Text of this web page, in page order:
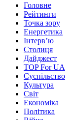
Головне
Рейтинги
Точка зору
Енергетика
Інтерв’ю
Столиця
Дайджест
TOP For UA
Суспiльство
Культура
Світ
Економіка
Політика